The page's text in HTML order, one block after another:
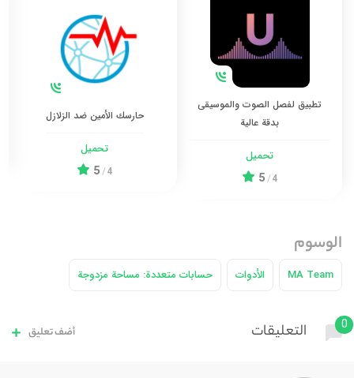
تطبيق لفصل الصوت والموسيقى
بدقة عالية
تحميل
4
/
5
حارسك الأمين ضد الزلازل
تحميل
4
/
5
الوسوم
MA Team الأدوات حسابات متعددة: مساحة مزدوجة
0 التعليقات أضف تعليق